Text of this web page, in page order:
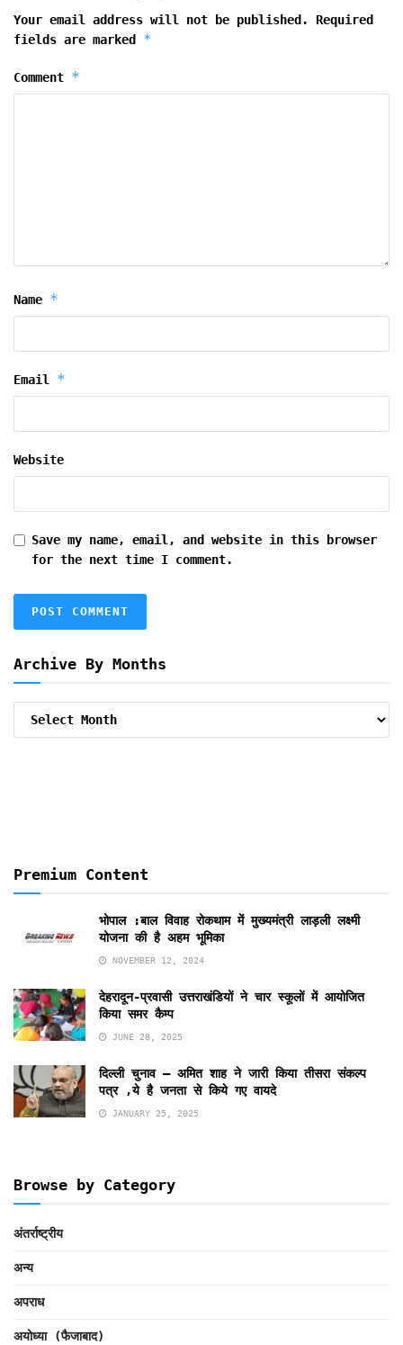
Your email address will not be published.
Required
fields are marked *
Comment *
Name *
Email *
Website
Save my name, email, and website in this browser
for the next time I comment.
Archive By Months
Archive
Premium Content
भोपाल :बाल विवाह रोकथाम में मुख्यमंत्री लाड़ली लक्ष्मी
योजना की है अहम भूमिका
NOVEMBER 12, 2024
देहरादून-प्रवासी उत्तराखंडियों ने चार स्कूलों में आयोजित
किया समर कैम्प
JUNE 28, 2025
दिल्ली चुनाव – अमित शाह ने जारी किया तीसरा संकल्प
पत्र ,ये है जनता से किये गए वायदे
JANUARY 25, 2025
Browse by Category
अंतर्राष्ट्रीय
अन्य
अपराध
अयोध्या (फैजाबाद)